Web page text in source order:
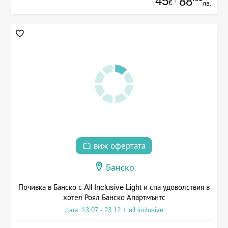
€ лв.
виж офертата
Банско
Почивка в Банско с All Inclusive Light и спа удоволствия в
хотел Роял Банско Апартмънтс
Дата: 13.07 - 23.12 + all inclusive